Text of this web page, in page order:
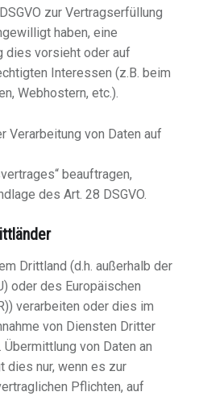
zur Vertragserfüllung
haben, eine
dies vorsieht oder auf
Interessen (z.B. beim
Webhostern, etc.).
Verarbeitung von Daten auf
beauftragen,
des Art. 28 DSGVO.
Drittland (d.h. außerhalb der
oder des Europäischen
verarbeiten oder dies im
von Diensten Dritter
von Daten an
dies nur, wenn es zur
Pflichten, auf